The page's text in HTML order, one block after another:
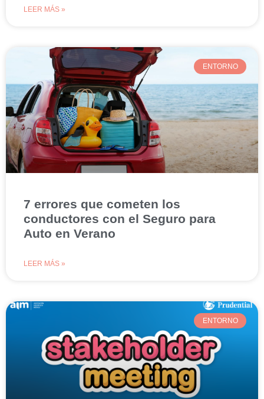
LEER MÁS »
ENTORNO
7 errores que cometen los
conductores con el Seguro para
Auto en Verano
LEER MÁS »
ENTORNO